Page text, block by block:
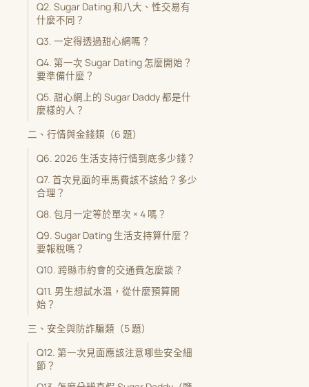
Q2. Sugar Dating 和八大、性交易有
什麼不同？
Q3. 一定得透過甜心網嗎？
Q4. 第一次 Sugar Dating 怎麼開始？
要準備什麼？
Q5. 甜心網上的 Sugar Daddy 都是什
麼樣的人？
二、行情與金錢類（6 題）
Q6. 2026 生活支持行情到底多少錢？
Q7. 首次見面的車馬費該不該給？多少
合理？
Q8. 包月一定等於單次 × 4 嗎？
Q9. Sugar Dating 生活支持算什麼？
要報稅嗎？
Q10. 跨縣市約會的交通費怎麼談？
Q11. 男生想試水溫，從什麼預算開
始？
三、安全與防詐騙類（5 題）
Q12. 第一次見面應該注意哪些安全細
節？